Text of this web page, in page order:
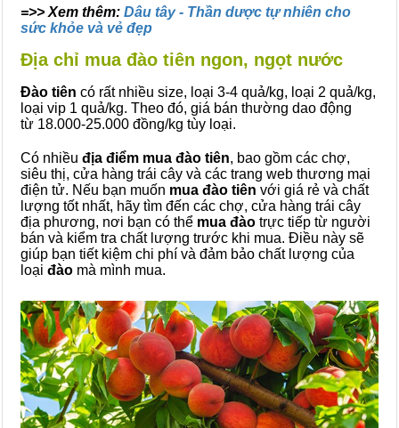
=>> Xem thêm: Dâu tây - Thần dược tự nhiên cho
sức khỏe và vẻ đẹp
Địa chỉ mua đào tiên ngon, ngọt nước
Đào tiên có rất nhiều size, loại 3-4 quả/kg, loại 2 quả/kg,
loại vip 1 quả/kg. Theo đó, giá bán thường dao động
từ 18.000-25.000 đồng/kg tùy loại.
Có nhiều địa điểm mua đào tiên, bao gồm các chợ,
siêu thị, cửa hàng trái cây và các trang web thương mại
điện tử. Nếu bạn muốn mua đào tiên với giá rẻ và chất
lượng tốt nhất, hãy tìm đến các chợ, cửa hàng trái cây
địa phương, nơi bạn có thể mua đào trực tiếp từ người
bán và kiểm tra chất lượng trước khi mua. Điều này sẽ
giúp bạn tiết kiệm chi phí và đảm bảo chất lượng của
loại đào mà mình mua.